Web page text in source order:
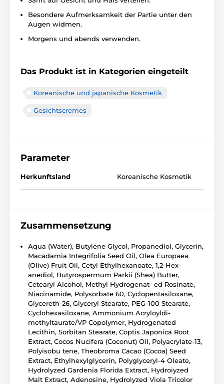
Besondere Aufmerksamkeit der Partie unter den
Augen widmen.
Morgens und abends verwenden.
Das Produkt ist in Kategorien eingeteilt
Koreanische und japanische Kosmetik
Gesichtscremes
Parameter
Herkunftsland Koreanische Kosmetik
Zusammensetzung
Aqua (Water), Butylene Glycol, Propanediol, Glycerin,
Macadamia Integrifolia Seed Oil, Olea Europaea
(Olive) Fruit Oil, Cetyl Ethylhexanoate, 1,2-Hex-
anediol, Butyrospermum Parkii (Shea) Butter,
Cetearyl Alcohol, Methyl Hydrogenat- ed Rosinate,
Niacinamide, Polysorbate 60, Cyclopentasiloxane,
Glycereth-26, Glyceryl Stearate, PEG-100 Stearate,
Cyclohexasiloxane, Ammonium Acryloyldi-
methyltaurate/VP Copolymer, Hydrogenated
Lecithin, Sorbitan Stearate, Coptis Japonica Root
Extract, Cocos Nucifera (Coconut) Oil, Polyacrylate-13,
Polyisobu tene, Theobroma Cacao (Cocoa) Seed
Extract, Ethylhexylglycerin, Polyglyceryl-4 Oleate,
Hydrolyzed Gardenia Florida Extract, Hydroiyzed
Malt Extract, Adenosine, Hydrolyzed Viola Tricolor